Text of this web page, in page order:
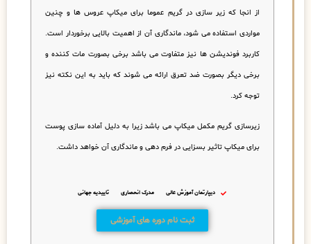
از انجا که زیر سازی در گریم عموما برای میکاپ عروس ها و چنین
مواردی استفاده می شود، ماندگاری آن از اهمیت بالایی برخوردار است.
کاربرد فوندیشن ها نیز متفاوت می باشد برخی بصورت مات کننده و
برخی دیگر بصورت ضد تعرق ارائه می شوند که باید به این نکته نیز
توجه کرد.
زیرسازی گریم مکمل میکاپ می باشد زیرا به دلیل آماده سازی پوست
برای میکاپ تاثیر بسزایی در فرم دهی و ماندگاری آن خواهد داشت.
دیپارتمان آموزش عالی مدرک انحصاری تاییدیه جهانی
ثبت نام دوره های آموزشی